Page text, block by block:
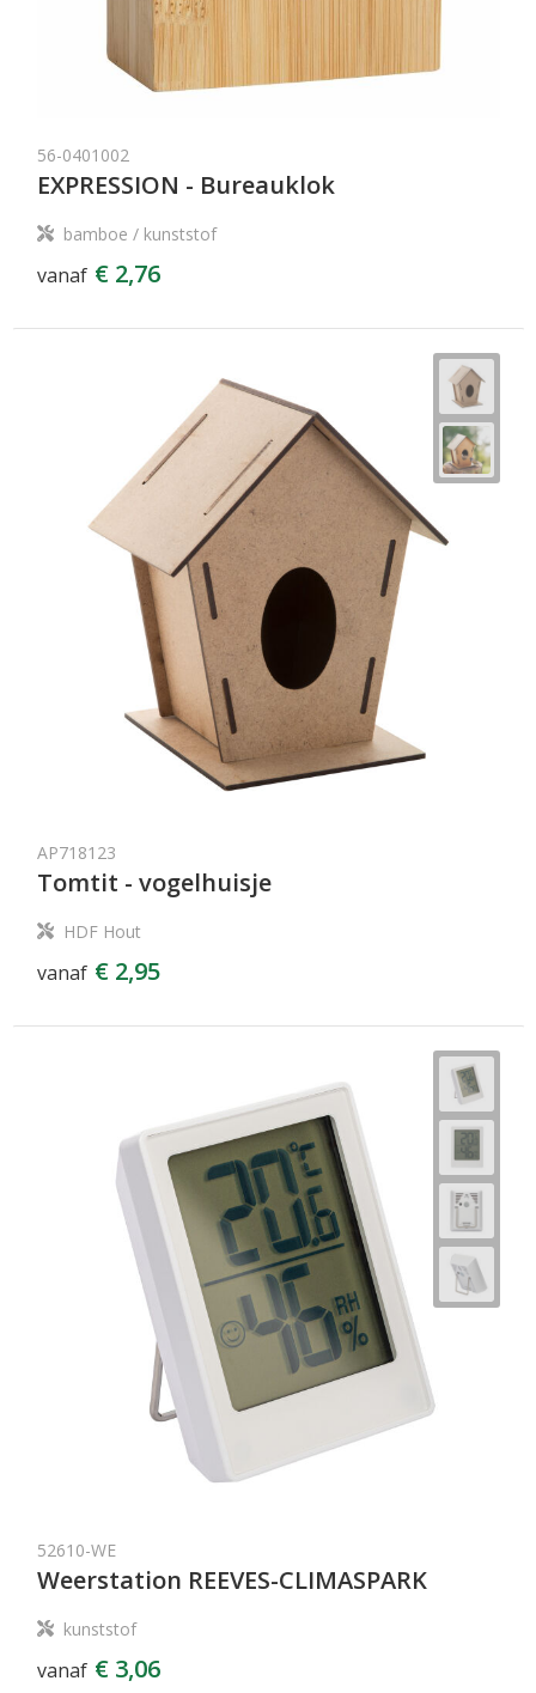
56-0401002
EXPRESSION - Bureauklok
bamboe / kunststof
vanaf € 2,76
AP718123
Tomtit - vogelhuisje
HDF Hout
vanaf € 2,95
52610-WE
Weerstation REEVES-CLIMASPARK
kunststof
vanaf € 3,06